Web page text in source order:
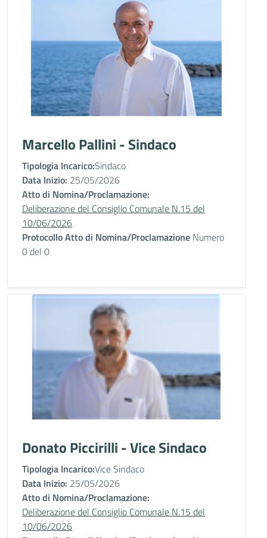
Marcello Pallini - Sindaco
Tipologia Incarico:Sindaco
Data Inizio: 25/05/2026
Atto di Nomina/Proclamazione:
Deliberazione del Consiglio Comunale N.15 del
10/06/2026
Protocollo Atto di Nomina/Proclamazione Numero
0 del 0
Donato Piccirilli - Vice Sindaco
Tipologia Incarico:Vice Sindaco
Data Inizio: 25/05/2026
Atto di Nomina/Proclamazione:
Deliberazione del Consiglio Comunale N.15 del
10/06/2026